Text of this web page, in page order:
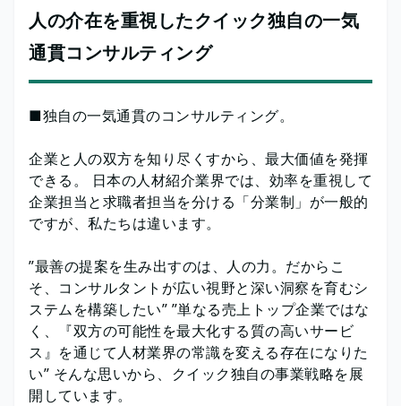
人の介在を重視したクイック独自の一気
通貫コンサルティング
■独自の一気通貫のコンサルティング。
企業と人の双方を知り尽くすから、最大価値を発揮
できる。 日本の人材紹介業界では、効率を重視して
企業担当と求職者担当を分ける「分業制」が一般的
ですが、私たちは違います。
”最善の提案を生み出すのは、人の力。だからこ
そ、コンサルタントが広い視野と深い洞察を育むシ
ステムを構築したい” ”単なる売上トップ企業ではな
く、『双方の可能性を最大化する質の高いサービ
ス』を通じて人材業界の常識を変える存在になりた
い” そんな思いから、クイック独自の事業戦略を展
開しています。